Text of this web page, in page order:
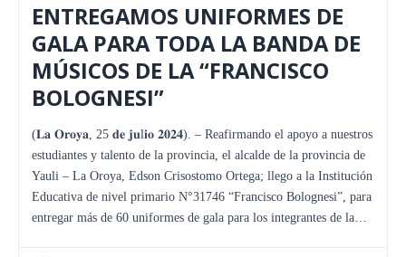
ENTREGAMOS UNIFORMES DE
GALA PARA TODA LA BANDA DE
MÚSICOS DE LA “FRANCISCO
BOLOGNESI”
(𝐋𝐚 𝐎𝐫𝐨𝐲𝐚, 25 𝐝𝐞 𝐣𝐮l𝐢𝐨 𝟐𝟎𝟐𝟒). – Reafirmando el apoyo a nuestros
estudiantes y talento de la provincia, el alcalde de la provincia de
Yauli – La Oroya, Edson Crisostomo Ortega; llego a la Institución
Educativa de nivel primario N°31746 “Francisco Bolognesi”, para
entregar más de 60 uniformes de gala para los integrantes de la…